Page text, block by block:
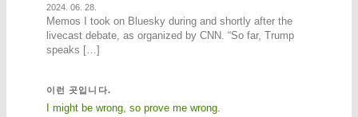
2024. 06. 28.
Memos I took on Bluesky during and shortly after the
livecast debate, as organized by CNN. “So far, Trump
speaks […]
이런 곳입니다.
I might be wrong, so prove me wrong.